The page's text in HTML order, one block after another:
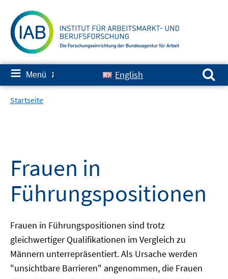
zum
Inhalt
≡ Menü ✘ English
Suchen nach:
Startseite
Frauen in
Führungspositionen
Frauen in Führungspositionen sind trotz
gleichwertiger Qualifikationen im Vergleich zu
Männern unterrepräsentiert. Als Ursache werden
"unsichtbare Barrieren" angenommen, die Frauen